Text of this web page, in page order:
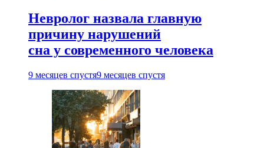
Невролог назвала главную
причину нарушений
сна у современного человека
9 месяцев спустя9 месяцев спустя